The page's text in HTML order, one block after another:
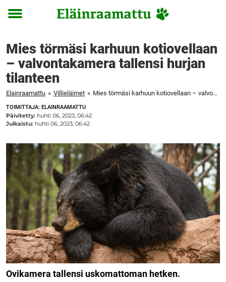
Toggle
Mies törmäsi karhuun kotiovellaan
– valvontakamera tallensi hurjan
tilanteen
Elainraamattu » Villieläimet » Mies törmäsi karhuun kotiovellaan – valvontakamera tallensi hurjan tilanteen
TOIMITTAJA: ELAINRAAMATTU
Päivitetty: huhti 06, 2023, 06:42
Julkaistu: huhti 06, 2023, 06:42
Ovikamera tallensi uskomattoman hetken.